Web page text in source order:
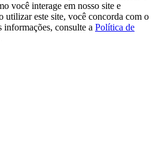
você interage em nosso site e
utilizar este site, você concorda com o
informações, consulte a Política de